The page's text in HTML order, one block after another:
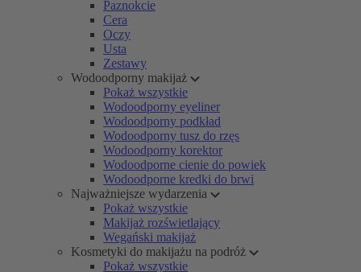
Paznokcie
Cera
Oczy
Usta
Zestawy
Wodoodporny makijaż
Pokaż wszystkie
Wodoodporny eyeliner
Wodoodporny podkład
Wodoodporny tusz do rzęs
Wodoodporny korektor
Wodoodporne cienie do powiek
Wodoodporne kredki do brwi
Najważniejsze wydarzenia
Pokaż wszystkie
Makijaż rozświetlający
Wegański makijaż
Kosmetyki do makijażu na podróż
Pokaż wszystkie